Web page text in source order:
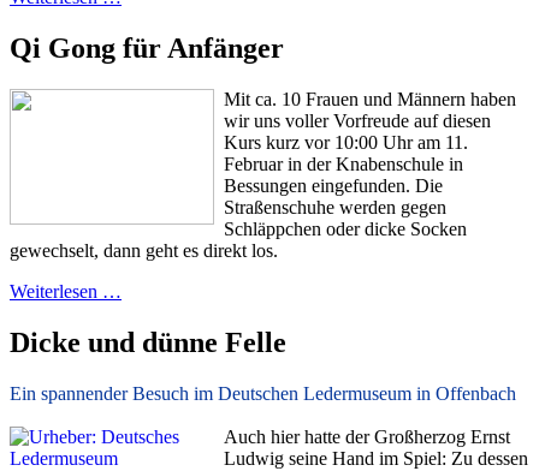
Qi Gong für Anfänger
Mit ca. 10 Frauen und Männern haben
wir uns voller Vorfreude auf diesen
Kurs kurz vor 10:00 Uhr am 11.
Februar in der Knabenschule in
Bessungen eingefunden. Die
Straßenschuhe werden gegen
Schläppchen oder dicke Socken
gewechselt, dann geht es direkt los.
Weiterlesen …
Dicke und dünne Felle
Ein spannender Besuch im Deutschen Ledermuseum in Offenbach
Auch hier hatte der Großherzog Ernst
Ludwig seine Hand im Spiel: Zu dessen